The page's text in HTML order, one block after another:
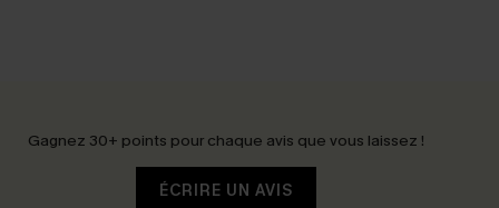
Gagnez 30+ points pour chaque avis que vous laissez !
ÉCRIRE UN AVIS